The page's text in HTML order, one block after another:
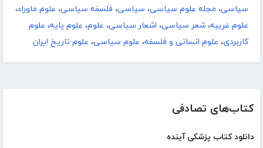
کتاب‌های تصادفی
دانلود کتاب پزشکی آینده
سیاسی، مجله علوم سیاسی، سیاسی، فلسفه سیاسی، علوم ماوراء،
علوم غریبه، شعر سیاسی، اشعار سیاسی، علوم، علوم پایه، علوم
کاربردی، علوم انسانی و فلسفه، علوم سیاسی، علوم تاریخ ایران